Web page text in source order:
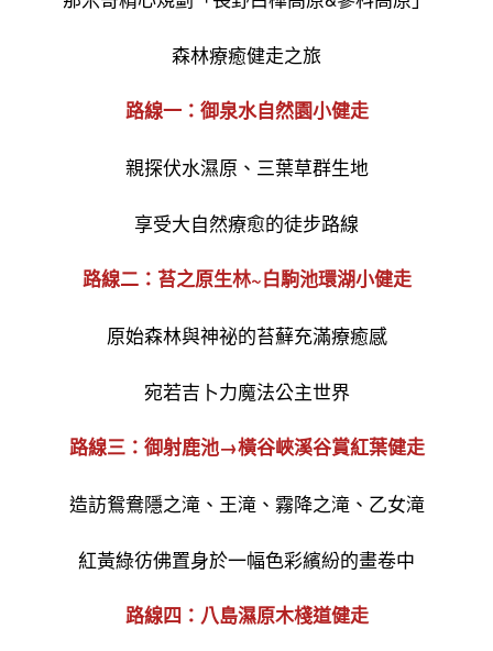
森林療癒健走之旅
路線一：御泉水自然園小健走
親探伏水濕原、三葉草群生地
享受大自然療愈的徒步路線
路線二：苔之原生林~白駒池環湖小健走
原始森林與神祕的苔蘚充滿療癒感
宛若吉卜力魔法公主世界
路線三：御射鹿池→橫谷峽溪谷賞紅葉健走
造訪鴛鴦隱之滝、王滝、霧降之滝、乙女滝
紅黃綠彷佛置身於一幅色彩繽紛的畫卷中
路線四：八島濕原木棧道健走